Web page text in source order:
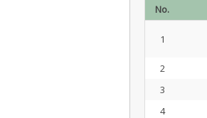
No.
1
2
3
4